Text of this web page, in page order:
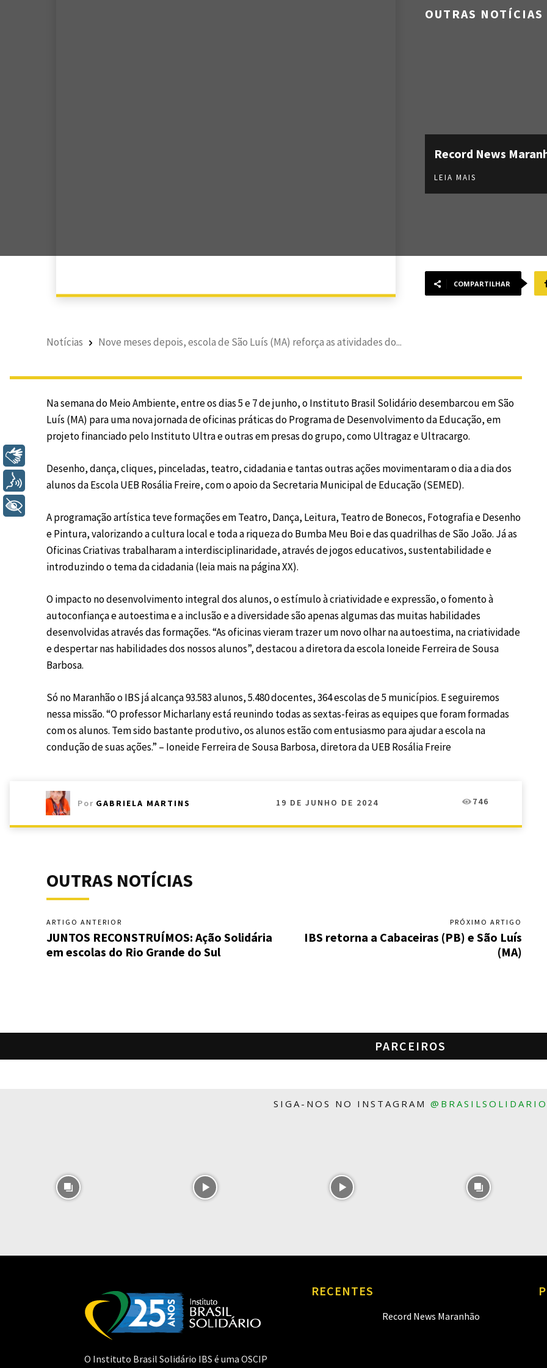
OUTRAS NOTÍCIAS
Record News
LEIA MAIS
COMPARTILHAR
Notícias Nove meses depois, escola de São Luís (MA) reforça as atividades do...
Na semana do Meio Ambiente, entre os dias 5 e 7 de junho, o Instituto Brasil Solidário desembarcou em São
Luís (MA) para uma nova jornada de oficinas práticas do Programa de Desenvolvimento da Educação, em
projeto financiado pelo Instituto Ultra e outras em presas do grupo, como Ultragaz e Ultracargo.
Desenho, dança, cliques, pinceladas, teatro, cidadania e tantas outras ações movimentaram o dia a dia dos
alunos da Escola UEB Rosália Freire, com o apoio da Secretaria Municipal de Educação (SEMED).
A programação artística teve formações em Teatro, Dança, Leitura, Teatro de Bonecos, Fotografia e Desenho
e Pintura, valorizando a cultura local e toda a riqueza do Bumba Meu Boi e das quadrilhas de São João. Já as
Oficinas Criativas trabalharam a interdisciplinaridade, através de jogos educativos, sustentabilidade e
introduzindo o tema da cidadania (leia mais na página XX).
O impacto no desenvolvimento integral dos alunos, o estímulo à criatividade e expressão, o fomento à
autoconfiança e autoestima e a inclusão e a diversidade são apenas algumas das muitas habilidades
desenvolvidas através das formações. “As oficinas vieram trazer um novo olhar na autoestima, na criatividade
e despertar nas habilidades dos nossos alunos”, destacou a diretora da escola Ioneide Ferreira de Sousa
Barbosa.
Só no Maranhão o IBS já alcança 93.583 alunos, 5.480 docentes, 364 escolas de 5 municípios. E seguiremos
nessa missão.“O professor Micharlany está reunindo todas as sextas-feiras as equipes que foram formadas
com os alunos. Tem sido bastante produtivo, os alunos estão com entusiasmo para ajudar a escola na
condução de suas ações.” – Ioneide Ferreira de Sousa Barbosa, diretora da UEB Rosália Freire
Por GABRIELA MARTINS 19 DE JUNHO DE 2024 746
OUTRAS NOTÍCIAS
ARTIGO ANTERIOR
JUNTOS RECONSTRUÍMOS: Ação Solidária
em escolas do Rio Grande do Sul
PRÓXIMO ARTIGO
IBS retorna a Cabaceiras (PB) e São Luís
(MA)
PARCEIROS
SIGA-NOS NO INSTAGRAM @BRASILSOLIDARIO
O Instituto Brasil Solidário IBS é uma OSCIP
RECENTES
Record News Maranhão
Voz